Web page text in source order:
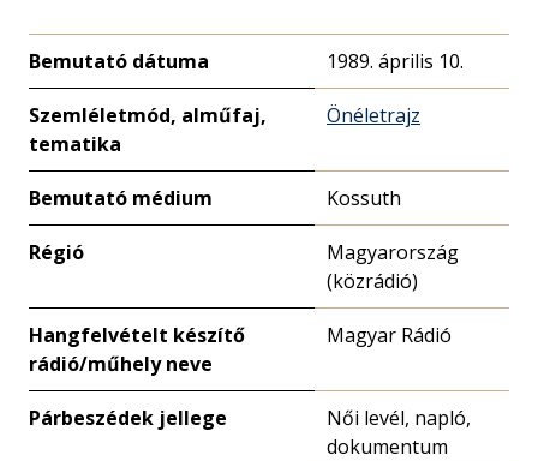
Bemutató dátuma 1989. április 10.
Szemléletmód, alműfaj,
tematika
Önéletrajz
Bemutató médium Kossuth
Régió
Magyarország
(közrádió)
Hangfelvételt készítő
rádió/műhely neve
Magyar Rádió
Párbeszédek jellege
Női levél, napló,
dokumentum